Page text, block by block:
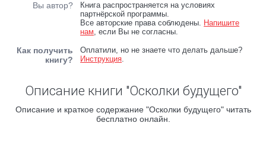
Вы автор?
Книга распространяется на условиях
партнёрской программы.
Все авторские права соблюдены. Напишите
нам, если Вы не согласны.
Как получить
книгу?
Оплатили, но не знаете что делать дальше?
Инструкция.
Описание книги "Осколки будущего"
Описание и краткое содержание "Осколки будущего" читать
бесплатно онлайн.